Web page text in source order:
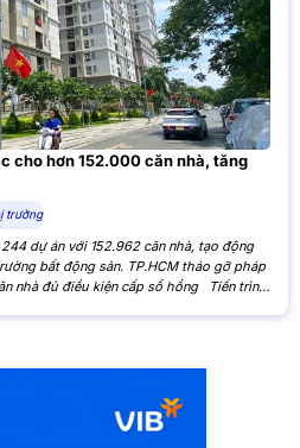
cho hơn 152.000 căn nhà, tăng
trường
dự án với 152.962 căn nhà, tạo động
bất động sản. TP.HCM tháo gỡ pháp
nhà đủ điều kiện cấp sổ hồng Tiến trình